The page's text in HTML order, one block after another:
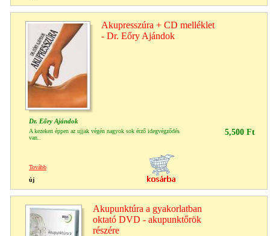
Akupresszúra + CD melléklet
- Dr. Eőry Ajándok
Dr. Eőry Ajándok
A kezeken éppen az ujjak végén nagyok sok érző idegvégződés
van..
5,500 Ft
Tovább
új
Akupunktúra a gyakorlatban
oktató DVD - akupunktőrök
részére